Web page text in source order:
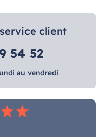
client
54 52
au vendredi
star star